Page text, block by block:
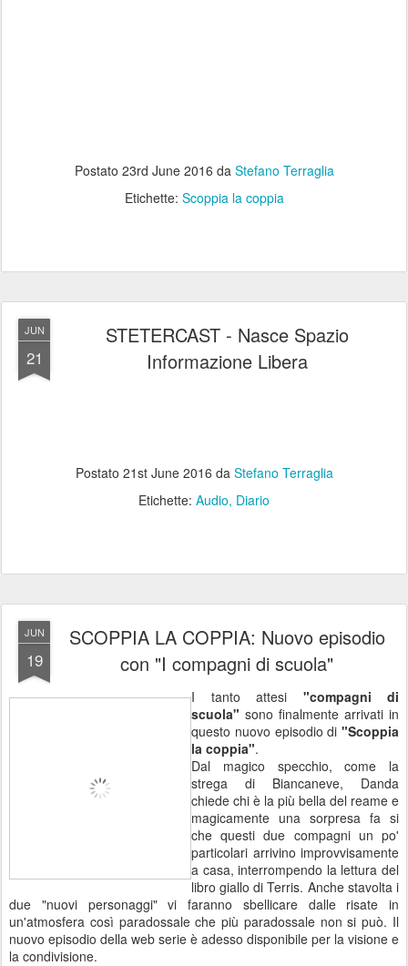
Postato 23rd June 2016 da Stefano Terraglia
Etichette: Scoppia la coppia
JUN
21
STETERCAST - Nasce Spazio
Informazione Libera
Postato 21st June 2016 da Stefano Terraglia
Etichette: Audio Diario
JUN
19
SCOPPIA LA COPPIA: Nuovo episodio
con "I compagni di scuola"
I tanto attesi "compagni di
scuola" sono finalmente arrivati in
questo nuovo episodio di "Scoppia
la coppia".
Dal magico specchio, come la
strega di Biancaneve, Danda
chiede chi è la più bella del reame e
magicamente una sorpresa fa si
che questi due compagni un po'
particolari arrivino improvvisamente
a casa, interrompendo la lettura del
libro giallo di Terris. Anche stavolta i
due "nuovi personaggi" vi faranno sbellicare dalle risate in
un'atmosfera così paradossale che più paradossale non si può. Il
nuovo episodio della web serie è adesso disponibile per la visione e
la condivisione.